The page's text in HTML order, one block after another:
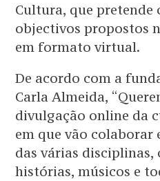
Cultura, que pretende
objectivos propostos
em formato virtual.
De acordo com a
Carla Almeida,
divulgação online da
em que vão colaborar
das várias disciplinas,
histórias, músicos e